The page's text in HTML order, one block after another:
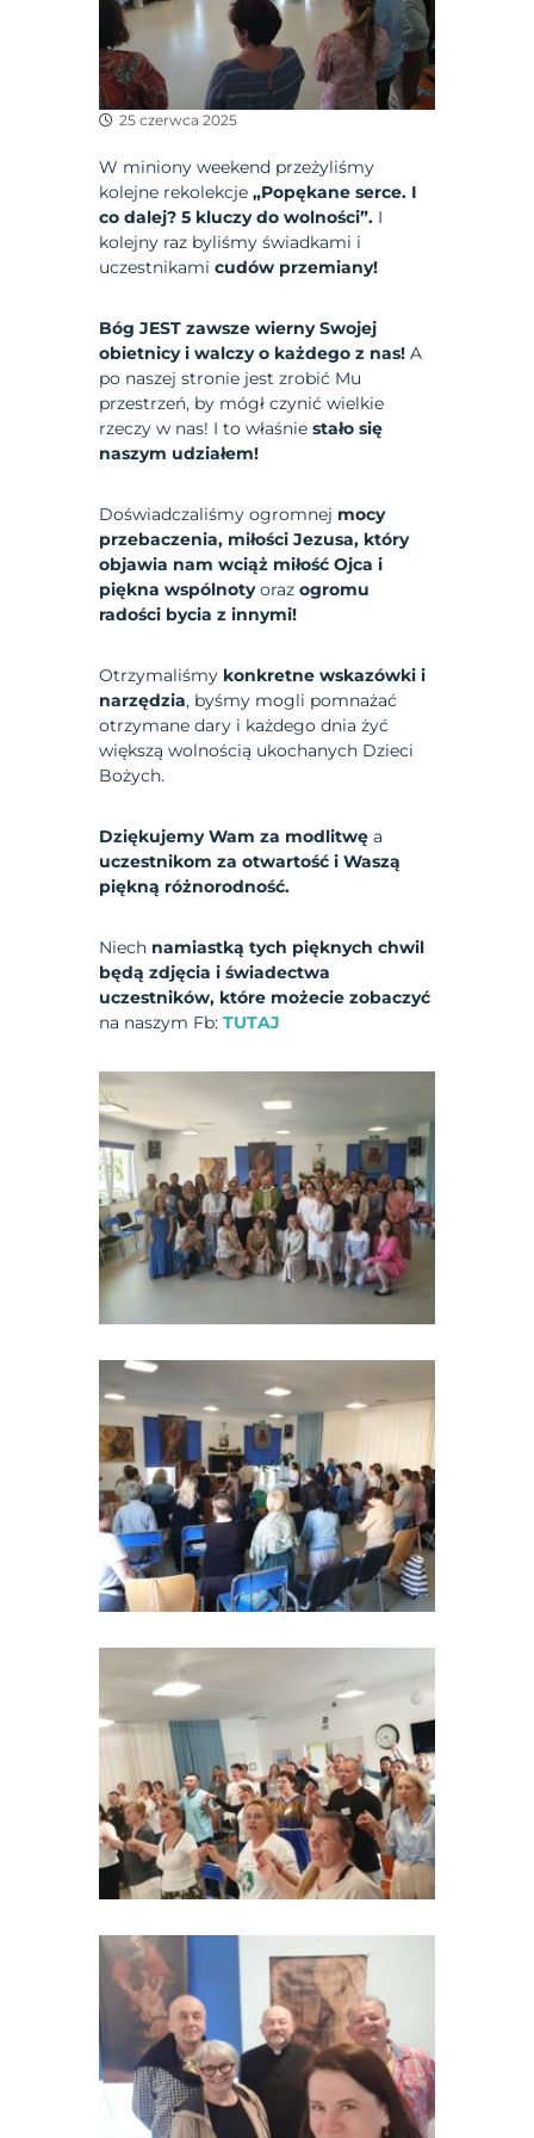
25 czerwca 2025
W miniony weekend przeżyliśmy
kolejne rekolekcje„Popękane serce. I
co dalej? 5 kluczy do wolności”. I
kolejny raz byliśmy świadkami i
uczestnikamicudów przemiany!
Bóg JEST zawsze wierny Swojej
obietnicy i walczy o każdego z nas! A
po naszej stronie jest zrobić Mu
przestrzeń, by mógł czynić wielkie
rzeczy w nas! I to właśniestało się
naszym udziałem!
Doświadczaliśmy ogromnej mocy
przebaczenia, miłości Jezusa, który
objawia nam wciąż miłość Ojca i
piękna wspólnotyorazogromu
radości bycia z innymi!
Otrzymaliśmy konkretne wskazówki i
narzędzia, byśmy mogli pomnażać
otrzymane dary i każdego dnia żyć
większą wolnością ukochanych Dzieci
Bożych.
Dziękujemy Wam za modlitwę a
uczestnikom za otwartość i Waszą
piękną różnorodność.
Niech namiastką tych pięknych chwil
będą zdjęcia i świadectwa
uczestników, które możecie zobaczyć
na naszym Fb:TUTAJ